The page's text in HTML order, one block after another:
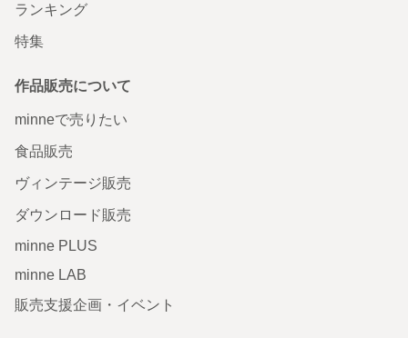
ランキング
特集
作品販売について
minneで売りたい
食品販売
ヴィンテージ販売
ダウンロード販売
minne PLUS
minne LAB
販売支援企画・イベント